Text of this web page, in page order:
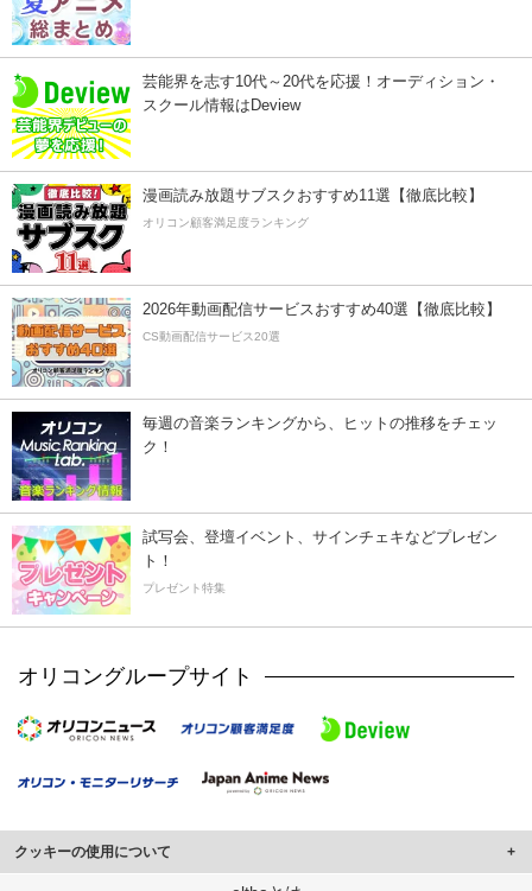
芸能界を志す10代～20代を応援！オーディション・
スクール情報はDeview
漫画読み放題サブスクおすすめ11選【徹底比較】
オリコン顧客満足度ランキング
2026年動画配信サービスおすすめ40選【徹底比較】
CS動画配信サービス20選
毎週の音楽ランキングから、ヒットの推移をチェッ
ク！
試写会、登壇イベント、サインチェキなどプレゼン
ト！
プレゼント特集
オリコングループサイト
クッキーの使用について